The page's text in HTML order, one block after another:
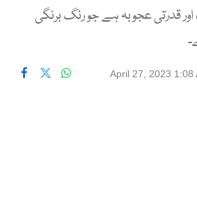
قدرتی عجوبہ ہے جو رنگ برنگی
April 27, 2023 1:08